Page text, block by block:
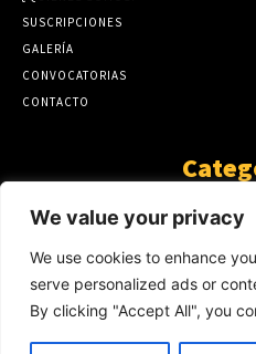
We value your privacy
We use cookies to enhance
serve personalized ads or
By clicking "Accept All", you
SUSCRIPCIONES
GALERÍA
CONVOCATORIAS
CONTACTO
ARTÍCULOS
GUANTE DE
AL CALOR DE LA
Y YO QUE
SIN